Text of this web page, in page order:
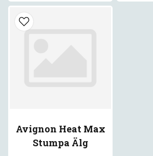
Avignon Heat Max
Stumpa Älg